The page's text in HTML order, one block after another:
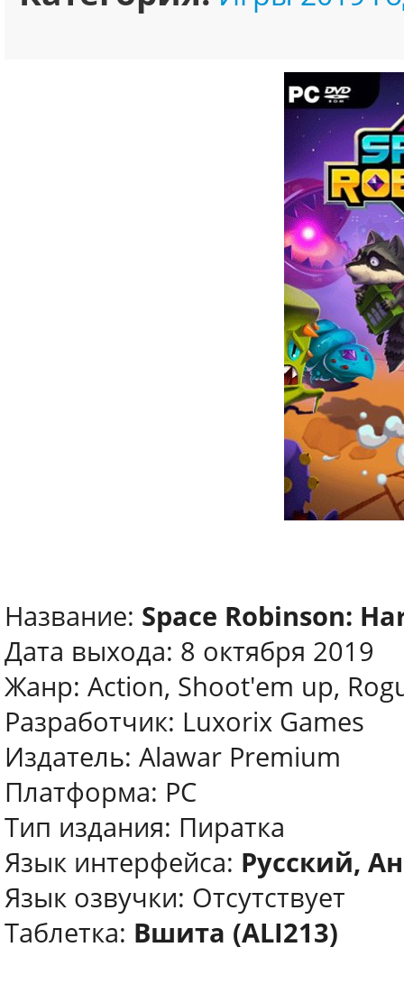
Название: Space Robinson:
Дата выхода: 8 октября 2019
Жанр: Action, Shoot'em up,
Разработчик: Luxorix Games
Издатель: Alawar Premium
Платформа: PC
Тип издания: Пиратка
Язык интерфейса: Русский,
Язык озвучки: Отсутствует
Таблетка: Вшита (ALI213)